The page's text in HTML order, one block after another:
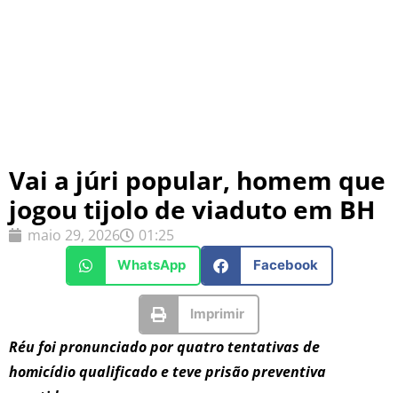
Vai a júri popular, homem que
jogou tijolo de viaduto em BH
maio 29, 2026 01:25
WhatsApp Facebook
Imprimir
Réu foi pronunciado por quatro tentativas de
homicídio qualificado e teve prisão preventiva